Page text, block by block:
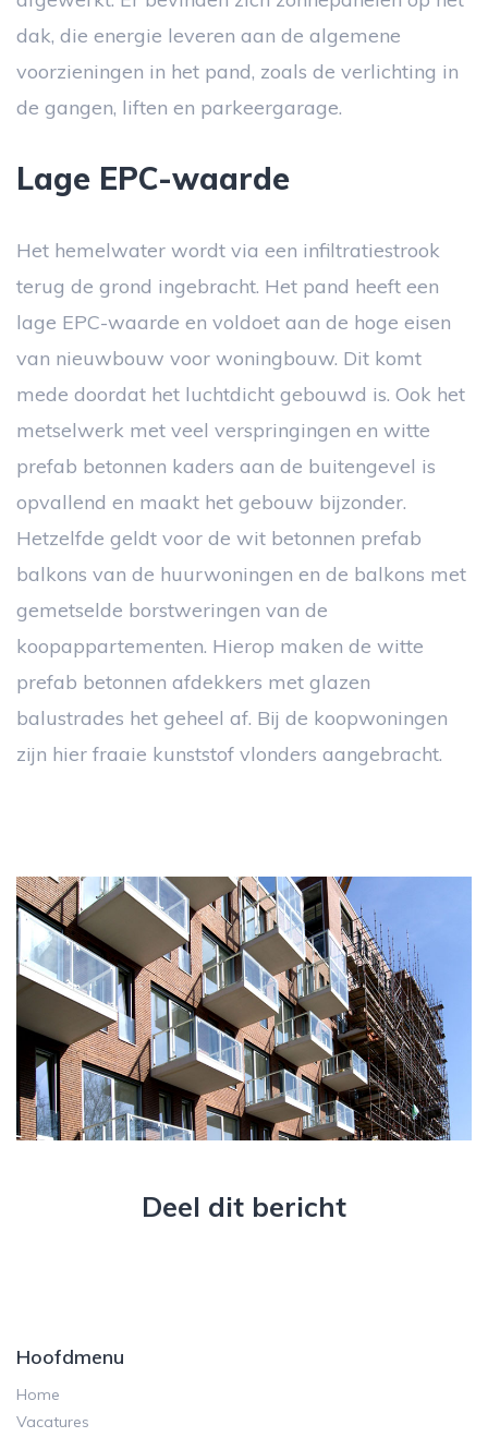
dak, die energie leveren aan de algemene
voorzieningen in het pand, zoals de verlichting in
de gangen, liften en parkeergarage.
Lage EPC-waarde
Het hemelwater wordt via een infiltratiestrook
terug de grond ingebracht. Het pand heeft een
lage EPC-waarde en voldoet aan de hoge eisen
van nieuwbouw voor woningbouw. Dit komt
mede doordat het luchtdicht gebouwd is. Ook het
metselwerk met veel verspringingen en witte
prefab betonnen kaders aan de buitengevel is
opvallend en maakt het gebouw bijzonder.
Hetzelfde geldt voor de wit betonnen prefab
balkons van de huurwoningen en de balkons met
gemetselde borstweringen van de
koopappartementen. Hierop maken de witte
prefab betonnen afdekkers met glazen
balustrades het geheel af. Bij de koopwoningen
zijn hier fraaie kunststof vlonders aangebracht.
Deel dit bericht
Hoofdmenu
Home
Vacatures